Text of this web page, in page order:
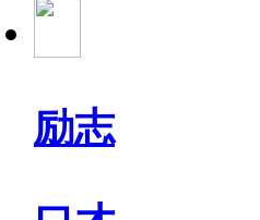
励志